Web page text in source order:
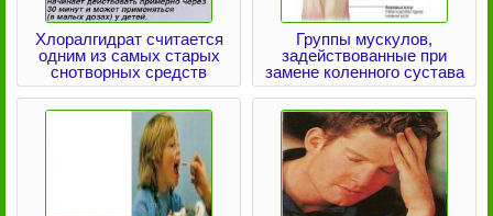
Хлоралгидрат считается
одним из самых старых
снотворных средств
Группы мускулов,
задействованные при
замене коленного сустава